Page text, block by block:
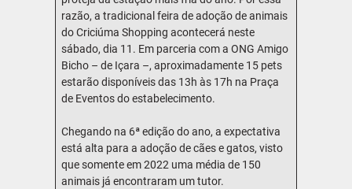
razão, a tradicional feira de adoção de animais
do Criciúma Shopping acontecerá neste
sábado, dia 11. Em parceria com a ONG Amigo
Bicho – de Içara –, aproximadamente 15 pets
estarão disponíveis das 13h às 17h na Praça
de Eventos do estabelecimento.
Chegando na 6ª edição do ano, a expectativa
está alta para a adoção de cães e gatos, visto
que somente em 2022 uma média de 150
animais já encontraram um tutor.